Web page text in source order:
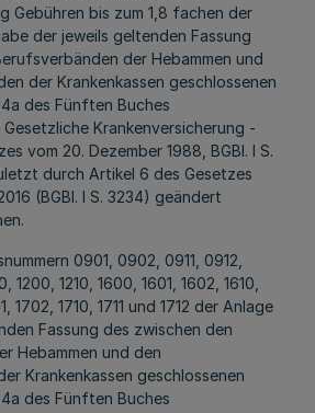
Gebühren bis zum 1,8 fachen der
der jeweils geltenden Fassung
der Hebammen und
der Krankenkassen geschlossenen
des Fünften Buches
Krankenversicherung -
vom 20. Dezember 1988, BGBl. I S.
durch Artikel 6 des Gesetzes
(BGBl. I S. 3234) geändert
0901, 0902, 0911, 0912,
1200, 1210, 1600, 1601, 1602, 1610,
1702, 1710, 1711 und 1712 der Anlage
Fassung des zwischen den
Hebammen und den
Krankenkassen geschlossenen
des Fünften Buches